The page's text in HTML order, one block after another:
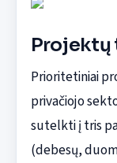
Prioritetiniai
privačiojo
sutelkti į tris
(debesų,